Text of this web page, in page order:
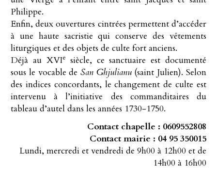
Philippe.
Enfin, deux ouvertures cintrées permettent d’accéder
à une haute sacristie qui conserve des vêtements
liturgiques et des objets de culte fort anciens.
Déjà au XVIe siècle, ce sanctuaire est documenté
sous le vocable de San Ghjulianu(saint Julien). Selon
des indices concordants, le changement de culte est
intervenu à l’initiative des commanditaires du
tableau d’autel dans les années 1730-1750.
Contact chapelle : 0609552808
Contact mairie : 04 95 350015
Lundi, mercredi et vendredi de 9h00 à 12h00 et de
14h00 à 16h00